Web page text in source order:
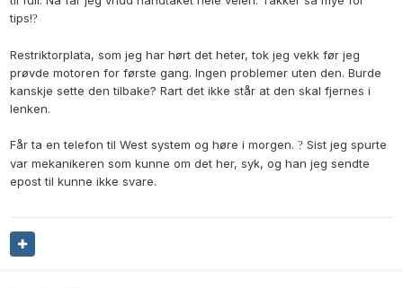
tips!?
Restriktorplata, som jeg har hørt det heter, tok jeg vekk før jeg
prøvde motoren for første gang. Ingen problemer uten den. Burde
kanskje sette den tilbake? Rart det ikke står at den skal fjernes i
lenken.
Får ta en telefon til West system og høre i morgen. ? Sist jeg spurte
var mekanikeren som kunne om det her, syk, og han jeg sendte
epost til kunne ikke svare.